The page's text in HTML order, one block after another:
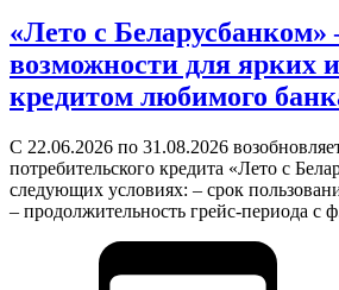
«Лето с
возможности для ярких
кредитом любимого
С 22.06.2026 по 31.08.2026
потребительского кредита «Лето с
следующих условиях: – срок
– продолжительность грейс-периода с